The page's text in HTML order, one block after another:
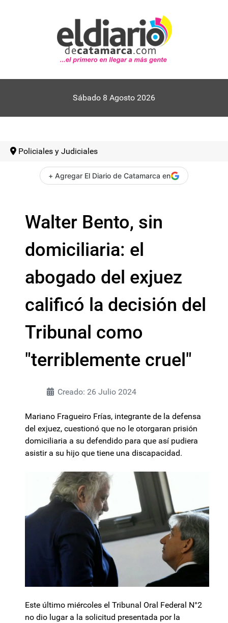
Sábado 8 Agosto 2026
Policiales y Judiciales
+ Agregar El Diario de Catamarca en
Walter Bento, sin
domiciliaria: el
abogado del exjuez
calificó la decisión del
Tribunal como
"terriblemente cruel"
Creado: 26 Julio 2024
Mariano Fragueiro Frías, integrante de la defensa
del exjuez, cuestionó que no le otorgaran prisión
domiciliaria a su defendido para que así pudiera
asistir a su hijo que tiene una discapacidad.
Este último miércoles el Tribunal Oral Federal N°2
no dio lugar a la solicitud presentada por la